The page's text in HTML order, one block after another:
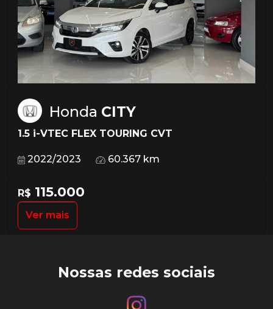
Honda CITY
1.5 i-VTEC FLEX TOURING CVT
2022/2023 60.367 km
R$ 115.000
Ver mais
Nossas redes sociais